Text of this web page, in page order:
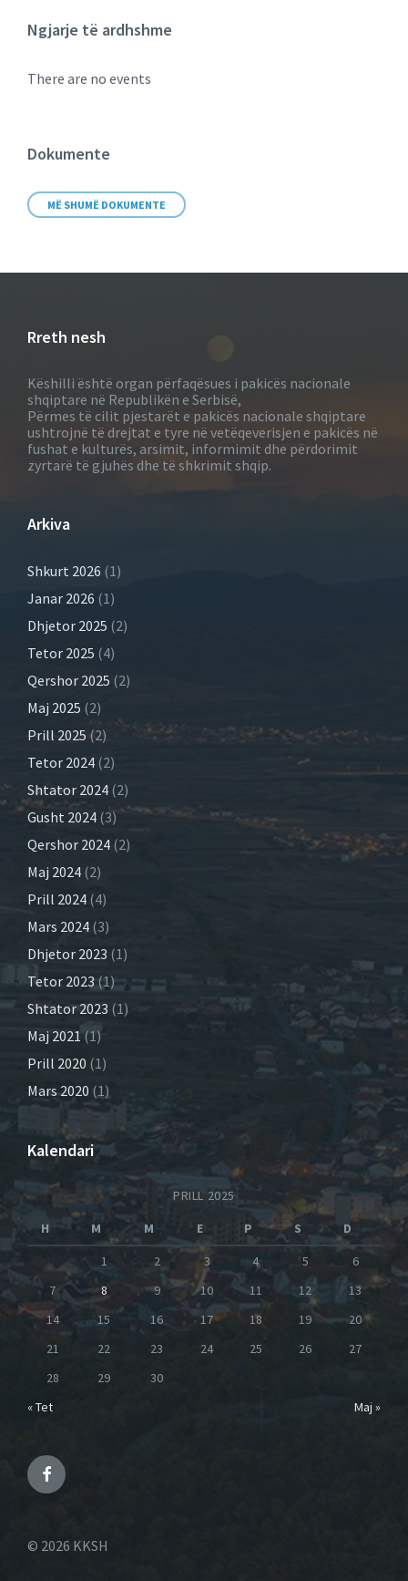
Ngjarje të ardhshme
There are no events
Dokumente
MË SHUMË DOKUMENTE
Rreth nesh
Këshilli është organ përfaqësues i pakicës nacionale
shqiptare në Republikën e Serbisë,
Përmes të cilit pjestarët e pakicës nacionale shqiptare
ushtrojnë të drejtat e tyre në vetëqeverisjen e pakicës në
fushat e kulturës, arsimit, informimit dhe përdorimit
zyrtarë të gjuhës dhe të shkrimit shqip.
Arkiva
Shkurt 2026 (1)
Janar 2026 (1)
Dhjetor 2025 (2)
Tetor 2025 (4)
Qershor 2025 (2)
Maj 2025 (2)
Prill 2025 (2)
Tetor 2024 (2)
Shtator 2024 (2)
Gusht 2024 (3)
Qershor 2024 (2)
Maj 2024 (2)
Prill 2024 (4)
Mars 2024 (3)
Dhjetor 2023 (1)
Tetor 2023(1)
Shtator 2023 (1)
Maj 2021(1)
Prill 2020 (1)
Mars 2020 (1)
Kalendari
PRILL 2025
H
M M E P S D
« Tet Maj »
1 2 3 4 5
6
7
8 9 10 11 12
13
14
15 16 17 18 19
20
21
22 23 24 25 26
27
28
29 30
© 2026 KKSH